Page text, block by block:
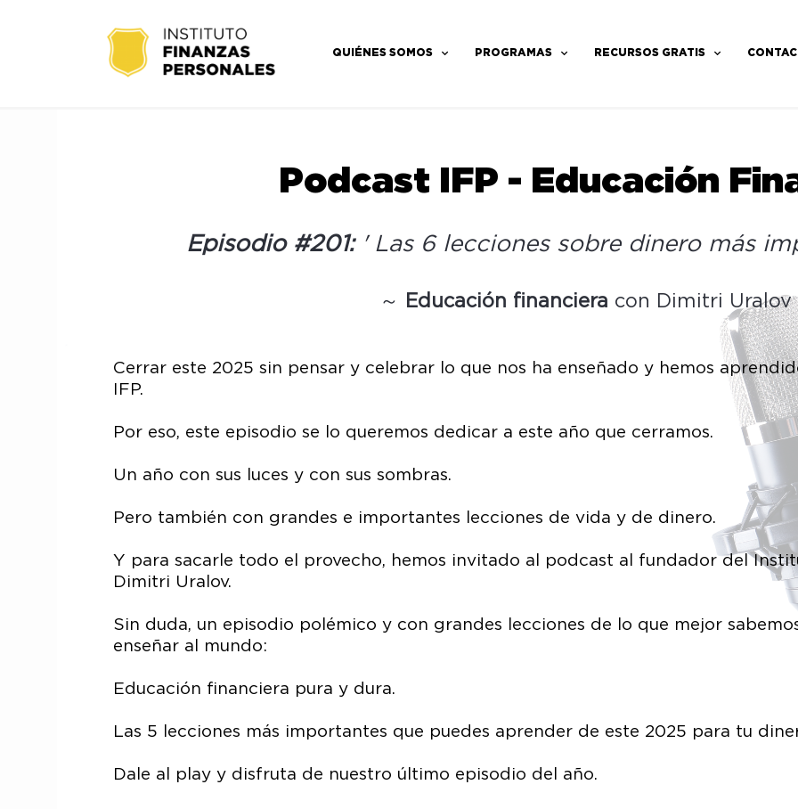
QUIÉNES SOMOS PROGRAMAS RECURSOS GRATIS
Podcast IFP - Educación
Episodio #201:' Las 6 lecciones sobre dinero más
～ Educación financiera con Dimitri Uralov
Cerrar este 2025 sin pensar y celebrar lo que nos ha enseñado y hemos
IFP.
Por eso, este episodio se lo queremos dedicar a este año que cerramos.
Un año con sus luces y con sus sombras.
Pero también con grandes e importantes lecciones de vida y de dinero.
Y para sacarle todo el provecho, hemos invitado al podcast al fundador del
Dimitri Uralov.
Sin duda, un episodio polémico y con grandes lecciones de lo que mejor
enseñar al mundo:
Educación financiera pura y dura.
Las 5 lecciones más importantes que puedes aprender de este 2025 para tu
Dale al play y disfruta de nuestro último episodio del año.